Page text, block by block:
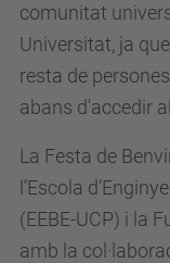
comunitat
Universitat, ja
resta de
abans d'accedir
La Festa de
l’Escola
(EEBE-UCP) i la
amb la